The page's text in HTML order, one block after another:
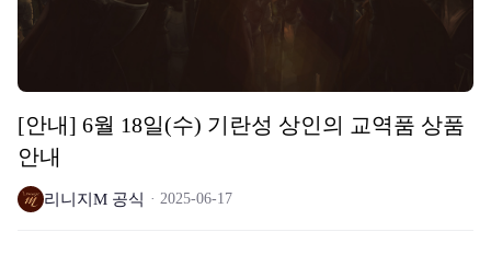
[안내] 6월 18일(수) 기란성 상인의 교역품 상품
안내
리니지M 공식 2025-06-17